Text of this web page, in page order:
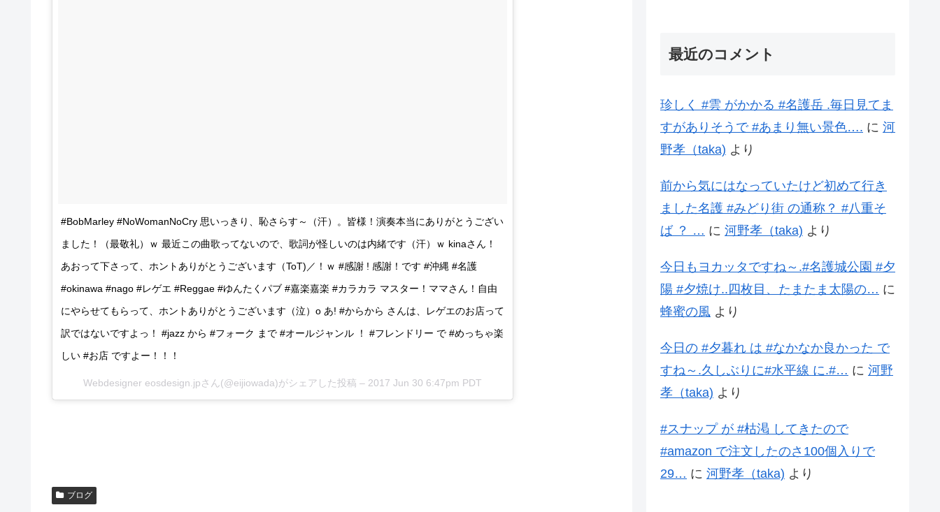
#BobMarley #NoWomanNoCry 思いっきり、恥さらす～（汗）。皆様！演奏本当にありがとうござい
ました！（最敬礼）ｗ 最近この曲歌ってないので、歌詞が怪しいのは内緒です（汗）ｗ kinaさん！
あおって下さって、ホントありがとうございます（ToT)／！ｗ #感謝 ! 感謝！です #沖縄 #名護
#okinawa #nago #レゲエ #Reggae #ゆんたくパブ #嘉楽嘉楽 #カラカラ マスター！ママさん！自由
にやらせてもらって、ホントありがとうございます（泣）o あ! #からから さんは、レゲエのお店って
訳ではないですよっ！ #jazz から #フォーク まで #オールジャンル ！ #フレンドリー で #めっちゃ楽
しい #お店 ですよー！！！
Webdesigner eosdesign.jpさん(@eijiowada)がシェアした投稿 – 2017 Jun 30 6:47pm PDT
ブログ
最近のコメント
珍しく #雲 がかかる #名護岳 .毎日見てま
すがありそうで #あまり無い景色…. に 河
野孝（taka) より
前から気にはなっていたけど初めて行き
ました名護 #みどり街 の通称？ #八重そ
ば ？ … に 河野孝（taka) より
今日もヨカッタですね～.#名護城公園 #夕
陽 #夕焼け..四枚目、たまたま太陽の… に
蜂蜜の風 より
今日の #夕暮れ は #なかなか良かった で
すね～.久しぶりに#水平線 に.#… に 河野
孝（taka) より
#スナップ が #枯渇 してきたので
#amazon で注文したのさ100個入りで
29… に 河野孝（taka) より